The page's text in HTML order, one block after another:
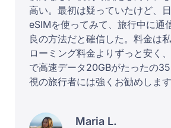
高い。最初は疑っていたけど、
eSIMを使ってみて、旅行中に通
良の方法だと確信した。料金は
ローミング料金よりずっと安く
で高速データ20GBがたったの
視の旅行者には強くお勧めします
Maria L.